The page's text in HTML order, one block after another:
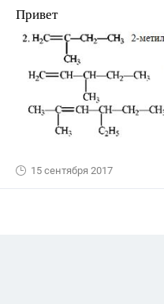
Привет
15 сентября 2017